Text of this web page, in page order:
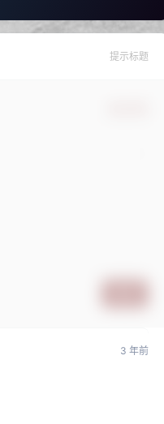
提示标题
3 年前